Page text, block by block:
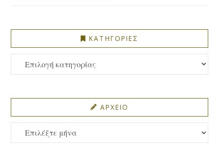
ΚΑΤΗΓΟΡΙΕΣ
ΚΑΤΗΓΟΡΙΕΣ
ΑΡΧΕΙΟ
ΑΡΧΕΙΟ